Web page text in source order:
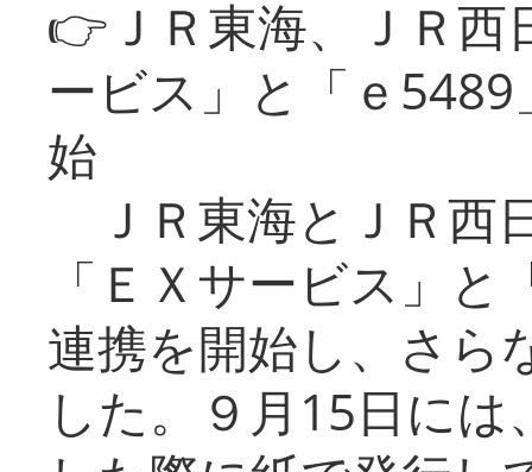
👉ＪＲ東海、ＪＲ
ービス」と「ｅ
始
ＪＲ東海とＪＲ西
「ＥＸサービス」
連携を開始し、さら
した。９月15日に